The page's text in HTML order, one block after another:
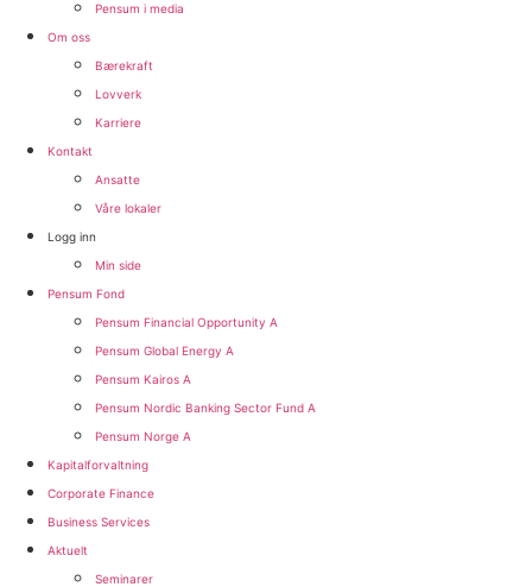
Pensum i media
Om oss
Bærekraft
Lovverk
Karriere
Kontakt
Ansatte
Våre lokaler
Logg inn
Min side
Pensum Fond
Pensum Financial Opportunity A
Pensum Global Energy A
Pensum Kairos A
Pensum Nordic Banking Sector Fund A​
Pensum Norge A​
Kapitalforvaltning
Corporate Finance
Business Services
Aktuelt
Seminarer